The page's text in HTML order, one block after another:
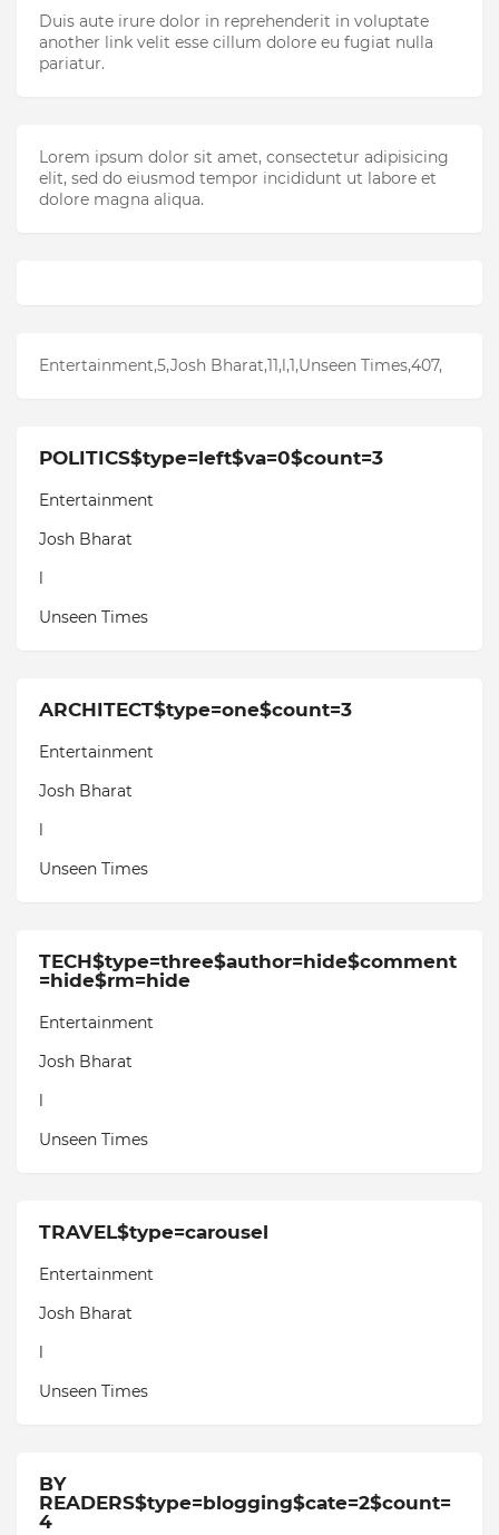
Duis aute irure dolor in reprehenderit in voluptate
another link velit esse cillum dolore eu fugiat nulla
pariatur.
Lorem ipsum dolor sit amet, consectetur adipisicing
elit, sed do eiusmod tempor incididunt ut labore et
dolore magna aliqua.
Entertainment,5,Josh Bharat,11,l,1,Unseen Times,407,
POLITICS$type=left$va=0$count=3
Entertainment
Josh Bharat
Unseen Times
ARCHITECT$type=one$count=3
Entertainment
Josh Bharat
Unseen Times
TECH$type=three$author=hide$comment
=hide$rm=hide
Entertainment
Josh Bharat
Unseen Times
TRAVEL$type=carousel
Entertainment
Josh Bharat
Unseen Times
BY
READERS$type=blogging$cate=2$count=
4